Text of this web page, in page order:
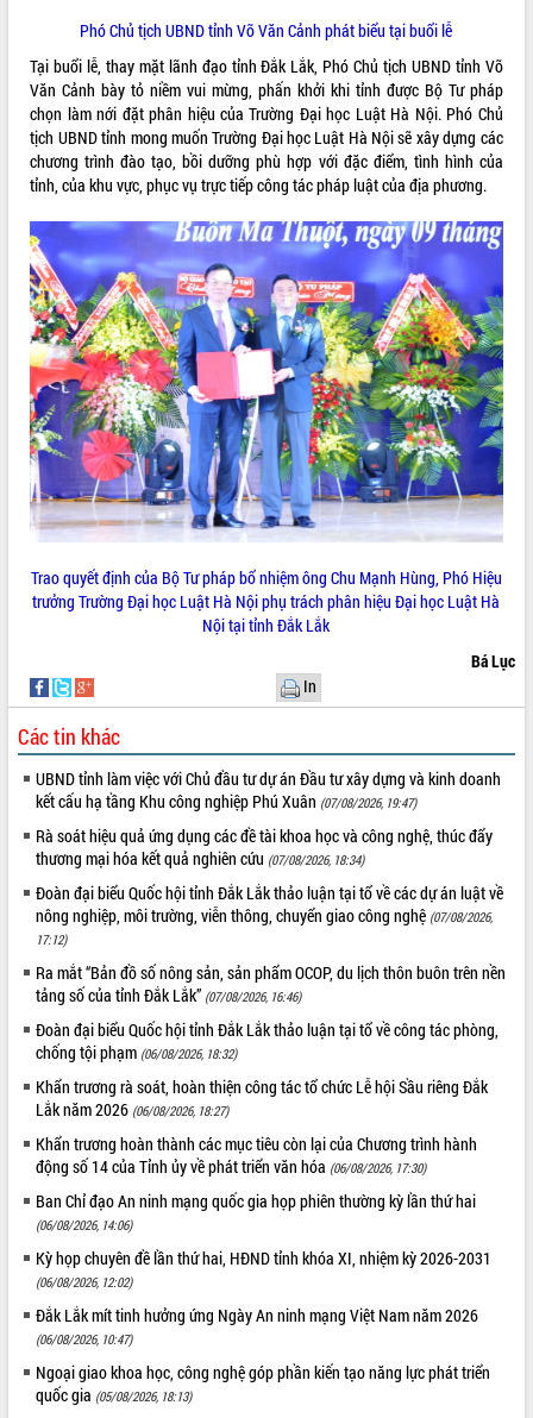
hoạch tỉnh Đắk Lắk thời kỳ 2021-2030,
tầm nhìn đến năm 2050
Nâng cao hiệu quả hoạt động của các
doanh nghiệp nhà nước
Hội nghị triển khai kết nối mạng
truyền số liệu chuyên dùng phục vụ cơ
quan Đảng, Nhà nước
Lễ phát động chuỗi hoạt động chung
tay làm sạch môi trường
Xã Ea Kar bước chuyển mình trong
công tác cải cách hành chính mô hình
mới
UBND tỉnh họp báo định kỳ tháng 4
năm 2026
Hội thảo khoa học “Giải pháp thúc đẩy
phát triển nền kinh tế xanh tại tỉnh
Đắk Lắk”
Tăng cường giám sát, đôn đốc thực
hiện nhiệm vụ quản lý tài sản công
hàng tuần
công tác cải cách thủ tục hành chính
tại Trung tâm Phục vụ hành chính
thi Sáng tạo Kỹ thuật 2024 - 2025
Đắk Lắk rà soát, điều chỉnh Đề án 190
về phát triển nuôi trồng thủy sản
Trương Công Thái kiểm tra thực địa
Dự án cao tốc Khánh Hòa - Buôn Ma
Thuột
Định vị cà phê Việt Nam như một “di
sản sống” trong dòng chảy toàn cầu
Xây dựng nông thôn mới: Nâng cao đời
sống người dân từ những mô hình thiết
thực
Quyết liệt tháo gỡ vướng mắc, đẩy
nhanh tiến độ các dự án trọng điểm
trong Khu kinh tế Nam Phú Yên
Hòn Yến phát triển du lịch gắn với bảo
tồn biển
Lấy ý kiến điều chỉnh Quy hoạch tỉnh
Đắk Lắk thời kỳ 2021-2030, tầm nhìn
đến năm 2050
Phát động chiến dịch 30 ngày đêm
giải phóng mặt bằng Tuyến đường bộ
ven biển
Đắk Lắk nỗ lực thúc đẩy tăng trưởng
kinh tế từ 10% trở lên trong Quý
II/2026
chuyển đổi số giai đoạn 2026 – 2030
với Tập đoàn Bưu chính Viễn thông
Phó Chủ tịch UBND tỉnh Võ Văn Cảnh phát biểu tại buổi lễ
Tại buổi lễ, thay mặt lãnh đạo tỉnh Đắk Lắk, Phó Chủ tịch UBND tỉnh Võ
Văn Cảnh bày tỏ niềm vui mừng, phấn khởi khi tỉnh được Bộ Tư pháp
chọn làm nới đặt phân hiệu của Trường Đại học Luật Hà Nội. Phó Chủ
tịch UBND tỉnh mong muốn Trường Đại học Luật Hà Nội sẽ xây dựng các
chương trình đào tạo, bồi dưỡng phù hợp với đặc điểm, tình hình của
tỉnh, của khu vực, phục vụ trực tiếp công tác pháp luật của địa phương.
Trao quyết định của Bộ Tư pháp bổ nhiệm ông Chu Mạnh Hùng, Phó Hiệu
trưởng Trường Đại học Luật Hà Nội phụ trách phân hiệu Đại học Luật Hà
Nội tại tỉnh Đắk Lắk
Bá Lục
In
Các tin khác
UBND tỉnh làm việc với Chủ đầu tư dự án Đầu tư xây dựng và kinh doanh
kết cấu hạ tầng Khu công nghiệp Phú Xuân (07/08/2026, 19:47)
Rà soát hiệu quả ứng dụng các đề tài khoa học và công nghệ, thúc đẩy
thương mại hóa kết quả nghiên cứu (07/08/2026, 18:34)
Đoàn đại biểu Quốc hội tỉnh Đắk Lắk thảo luận tại tổ về các dự án luật về
nông nghiệp, môi trường, viễn thông, chuyển giao công nghệ (07/08/2026,
17:12)
Ra mắt “Bản đồ số nông sản, sản phẩm OCOP, du lịch thôn buôn trên nền
tảng số của tỉnh Đắk Lắk” (07/08/2026, 16:46)
Đoàn đại biểu Quốc hội tỉnh Đắk Lắk thảo luận tại tổ về công tác phòng,
chống tội phạm (06/08/2026, 18:32)
Khẩn trương rà soát, hoàn thiện công tác tổ chức Lễ hội Sầu riêng Đắk
Lắk năm 2026 (06/08/2026, 18:27)
Khẩn trương hoàn thành các mục tiêu còn lại của Chương trình hành
động số 14 của Tỉnh ủy về phát triển văn hóa (06/08/2026, 17:30)
Ban Chỉ đạo An ninh mạng quốc gia họp phiên thường kỳ lần thứ hai
(06/08/2026, 14:06)
Kỳ họp chuyên đề lần thứ hai, HĐND tỉnh khóa XI, nhiệm kỳ 2026-2031
(06/08/2026, 12:02)
Đắk Lắk mít tinh hưởng ứng Ngày An ninh mạng Việt Nam năm 2026
(06/08/2026, 10:47)
Ngoại giao khoa học, công nghệ góp phần kiến tạo năng lực phát triển
quốc gia (05/08/2026, 18:13)